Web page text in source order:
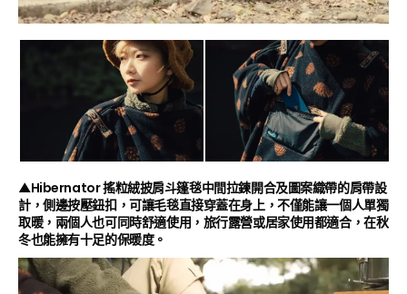
▲Hibernator 搖粒絨披肩斗篷毯中間拉鍊開合及圖案織帶的肩帶設
計，側邊按壓鈕扣，可讓毛毯直接穿蓋在身上，不僅能讓一個人單獨
取暖，兩個人也可同時舒適使用，旅行露營或居家使用都適合，在秋
冬也能擁有十足的保暖度。